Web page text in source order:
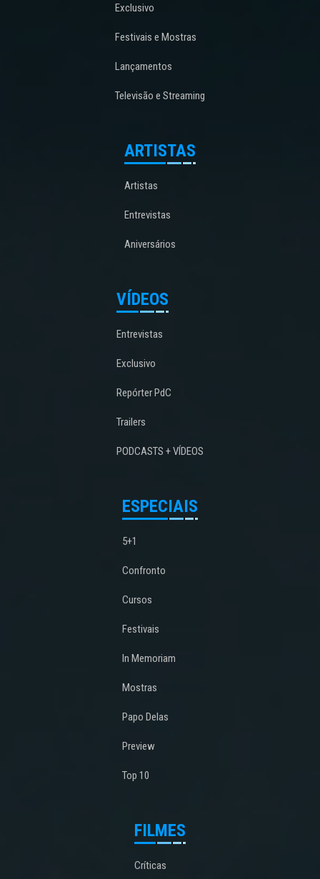
Exclusivo
Festivais e Mostras
Lançamentos
Televisão e Streaming
ARTISTAS
Artistas
Entrevistas
Aniversários
VÍDEOS
Entrevistas
Exclusivo
Repórter PdC
Trailers
PODCASTS + VÍDEOS
ESPECIAIS
5+1
Confronto
Cursos
Festivais
In Memoriam
Mostras
Papo Delas
Preview
Top 10
FILMES
Críticas